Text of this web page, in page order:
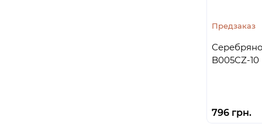
Предзаказ
B005CZ-10
796 грн.